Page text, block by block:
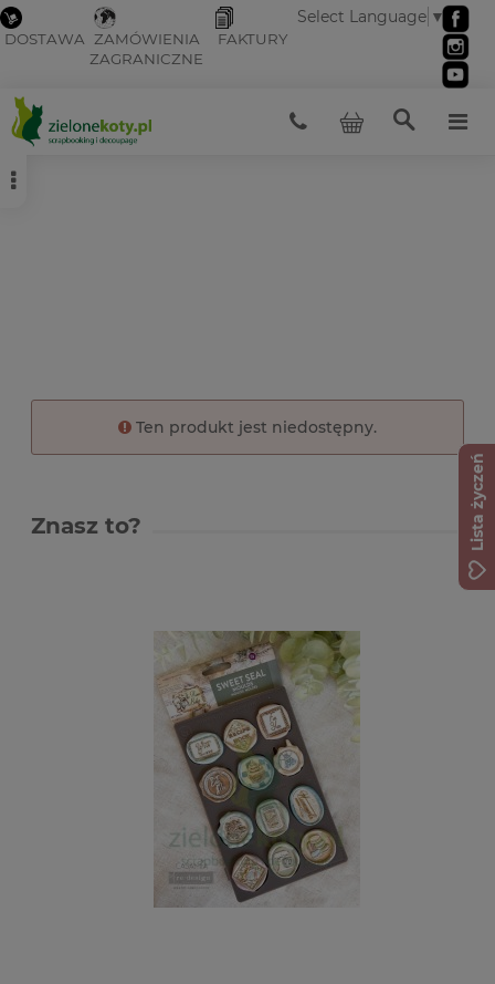
DOSTAWA ZAMÓWIENIA
ZAGRANICZNE
FAKTURY
Select Language ▼
Ten produkt jest niedostępny.
Znasz to? Lista życzeń